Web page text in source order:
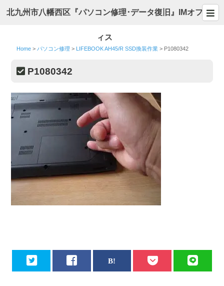
北九州市八幡西区『パソコン修理･データ復旧』IMオフ
ィス
Home > パソコン修理 > LIFEBOOK AH45/R SSD換装作業 > P1080342
P1080342